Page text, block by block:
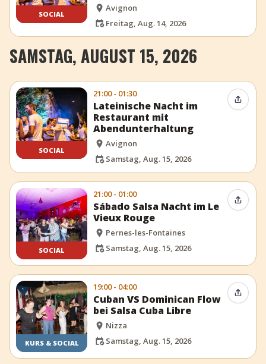
SOCIAL
Avignon
Freitag, Aug. 14, 2026
SAMSTAG, AUGUST 15, 2026
SOCIAL
21:00 - 01:30
Lateinische Nacht im
Restaurant mit
Abendunterhaltung
Avignon
Samstag, Aug. 15, 2026
Event
SOCIAL
21:00 - 01:00
Sábado Salsa Nacht im Le
Vieux Rouge
Pernes-les-Fontaines
Samstag, Aug. 15, 2026
Event
KURS & SOCIAL
19:00 - 04:00
Cuban VS Dominican Flow
bei Salsa Cuba Libre
Nizza
Samstag, Aug. 15, 2026
Event